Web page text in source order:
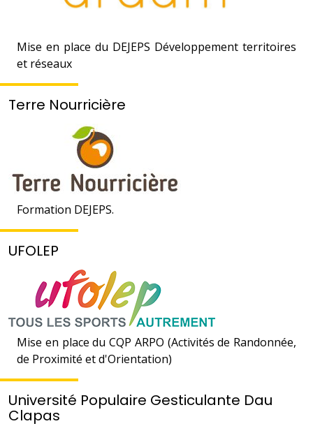
Mise en place du DEJEPS Développement territoires
et réseaux
Terre Nourricière
Formation DEJEPS.
UFOLEP
Mise en place du CQP ARPO (Activités de Randonnée,
de Proximité et d'Orientation)
Université Populaire Gesticulante Dau
Clapas